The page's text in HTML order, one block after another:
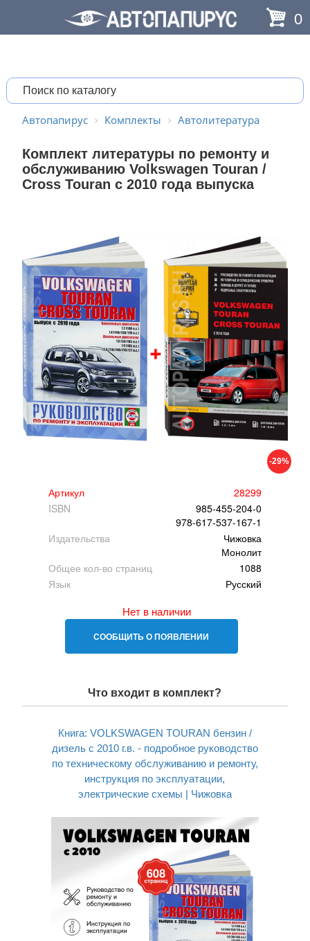
0
Автопапирус Комплекты Автолитература
Комплект литературы по ремонту и
обслуживанию Volkswagen Touran /
Cross Touran с 2010 года выпуска
-29%
Артикул
28299
ISBN
985-455-204-0
978-617-537-167-1
Издательства
Чижовка
Монолит
Общее кол-во страниц
1088
Язык
Русский
Нет в наличии
СООБЩИТЬ О ПОЯВЛЕНИИ
Что входит в комплект?
Книга: VOLKSWAGEN TOURAN бензин /
дизель с 2010 г.в. - подробное руководство
по техническому обслуживанию и ремонту,
инструкция по эксплуатации,
электрические схемы | Чижовка